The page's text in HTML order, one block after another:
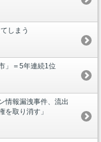
しまう
」＝5年連続1位
情報漏洩事件、流出
取り消す」